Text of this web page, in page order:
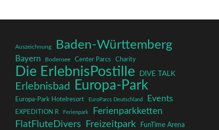
Auszeichnung Baden-Württemberg
Bayern Bodensee Center Parcs Charity
Die ErlebnisPostille DIVE TALK
Erlebnisbad Europa-Park
Europa-Park Hotelresort EuroParcs Deutschland Events
EXPEDITION R Ferienpark Ferienparkketten
FlatFluteDivers Freizeitpark FunTime Arena